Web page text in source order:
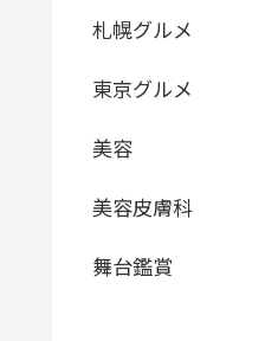
札幌グルメ
東京グルメ
美容
美容皮膚科
舞台鑑賞